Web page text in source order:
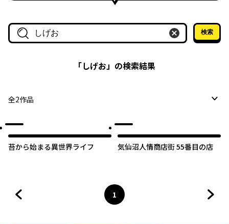
作品名・作家名で探す
検索
「しげお」の検索結果
全2作品
苔から始まる異世界ライフ 気仙沼人情商店街 55番目の店
ページ
1
へ